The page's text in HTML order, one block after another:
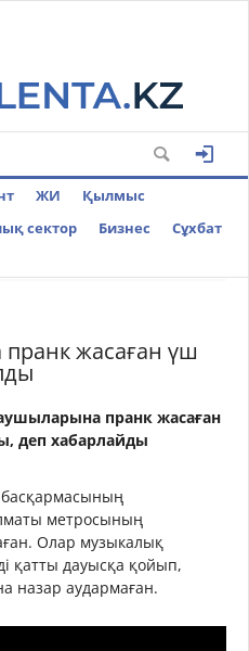
ЖИ
Қылмыс
сектор Бизнес
Cұхбат
жасаған үш
пранк жасаған
деп хабарлайды
метросының
Олар музыкалық
қатты дауысқа қойып,
назар аудармаған.